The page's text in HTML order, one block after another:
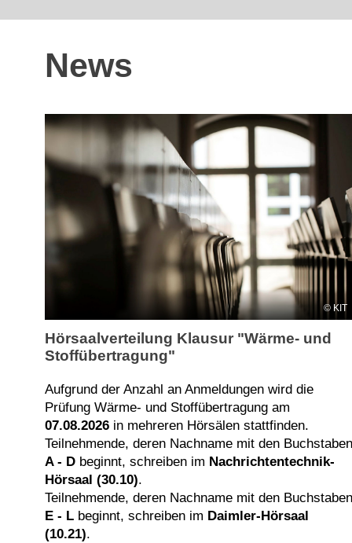
News
KIT
Hörsaalverteilung Klausur "Wärme- und
Stoffübertragung"
Aufgrund der Anzahl an Anmeldungen wird die
Prüfung Wärme- und Stoffübertragung am
07.08.2026 in mehreren Hörsälen stattfinden.
Teilnehmende, deren Nachname mit den Buchstaben
A - D beginnt, schreiben im Nachrichtentechnik-
Hörsaal (30.10).
Teilnehmende, deren Nachname mit den Buchstaben
E - L beginnt, schreiben im Daimler-Hörsaal
(10.21).